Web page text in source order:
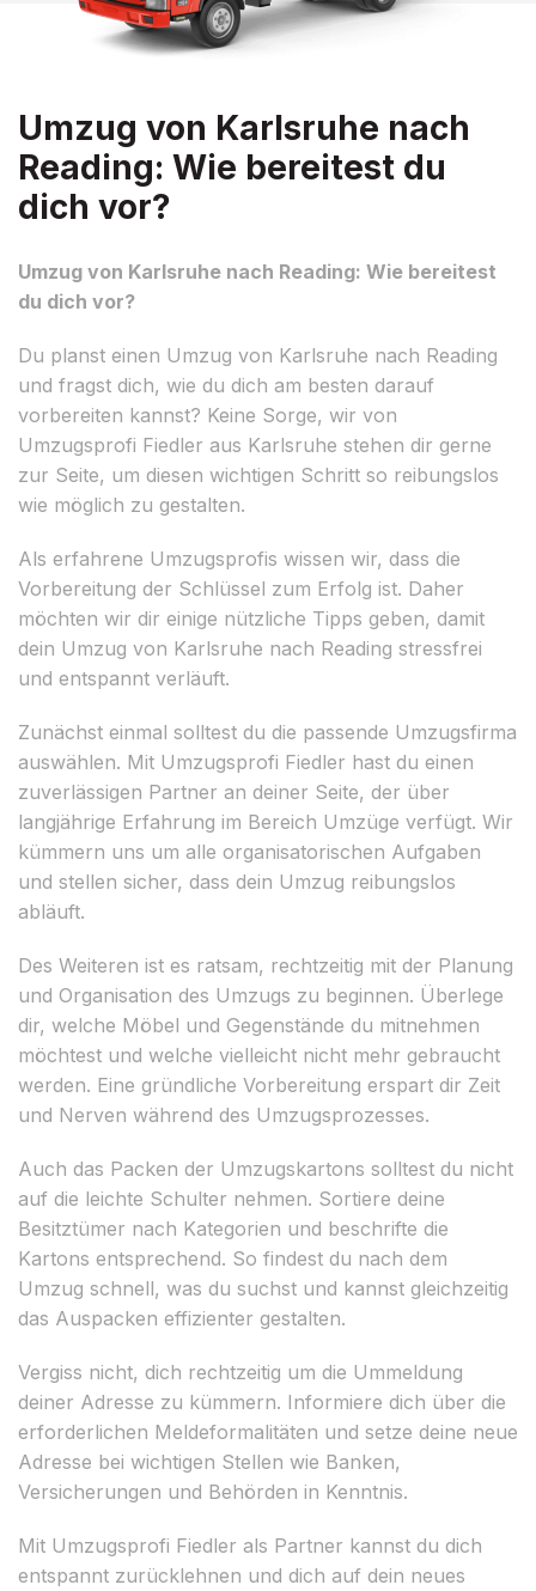
Umzug von Karlsruhe nach
Reading: Wie bereitest du
dich vor?
Umzug von Karlsruhe nach Reading: Wie bereitest
du dich vor?
Du planst einen Umzug von Karlsruhe nach Reading
und fragst dich, wie du dich am besten darauf
vorbereiten kannst? Keine Sorge, wir von
Umzugsprofi Fiedler aus Karlsruhe stehen dir gerne
zur Seite, um diesen wichtigen Schritt so reibungslos
wie möglich zu gestalten.
Als erfahrene Umzugsprofis wissen wir, dass die
Vorbereitung der Schlüssel zum Erfolg ist. Daher
möchten wir dir einige nützliche Tipps geben, damit
dein Umzug von Karlsruhe nach Reading stressfrei
und entspannt verläuft.
Zunächst einmal solltest du die passende Umzugsfirma
auswählen. Mit Umzugsprofi Fiedler hast du einen
zuverlässigen Partner an deiner Seite, der über
langjährige Erfahrung im Bereich Umzüge verfügt. Wir
kümmern uns um alle organisatorischen Aufgaben
und stellen sicher, dass dein Umzug reibungslos
abläuft.
Des Weiteren ist es ratsam, rechtzeitig mit der Planung
und Organisation des Umzugs zu beginnen. Überlege
dir, welche Möbel und Gegenstände du mitnehmen
möchtest und welche vielleicht nicht mehr gebraucht
werden. Eine gründliche Vorbereitung erspart dir Zeit
und Nerven während des Umzugsprozesses.
Auch das Packen der Umzugskartons solltest du nicht
auf die leichte Schulter nehmen. Sortiere deine
Besitztümer nach Kategorien und beschrifte die
Kartons entsprechend. So findest du nach dem
Umzug schnell, was du suchst und kannst gleichzeitig
das Auspacken effizienter gestalten.
Vergiss nicht, dich rechtzeitig um die Ummeldung
deiner Adresse zu kümmern. Informiere dich über die
erforderlichen Meldeformalitäten und setze deine neue
Adresse bei wichtigen Stellen wie Banken,
Versicherungen und Behörden in Kenntnis.
Mit Umzugsprofi Fiedler als Partner kannst du dich
entspannt zurücklehnen und dich auf dein neues